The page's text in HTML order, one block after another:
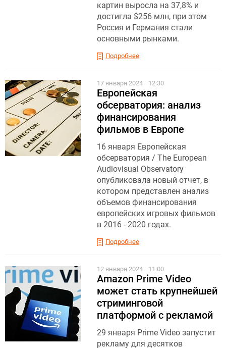
картин выросла на 37,8% и
достигла $256 млн, при этом
Россия и Германия стали
основными рынками.
Подробнее
17 января 2024 12:30
Европейская
обсерватория: анализ
финансирования
фильмов в Европе
16 января Европейская
обсерватория / The European
Audiovisual Observatory
опубликовала новый отчет, в
котором представлен анализ
объемов финансирования
европейских игровых фильмов
в 2016 - 2020 годах.
Подробнее
12 января 2024 11:00
Amazon Prime Video
может стать крупнейшей
стриминговой
платформой с рекламой
29 января Prime Video запустит
рекламу для десятков